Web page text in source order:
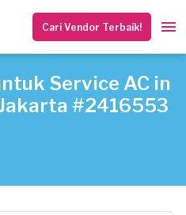
Cari Vendor Terbaik!
Service AC in
#2416553